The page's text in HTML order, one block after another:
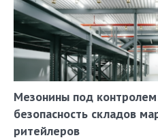
Мезонины под
безопасность складов
ритейлеров